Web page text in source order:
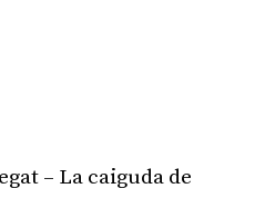
– La caiguda de